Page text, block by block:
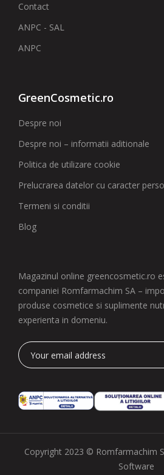
Contact
ANPC - SAL
ANPC
GreenCosmetic.ro
Despre noi
Despre noi – informatii aditionale
Politica de utilizare cookie
Prelucrarea datelor cu caracter
Termeni si conditii
Blog
Magazinul online greencosmetic.ro
companiei Romfarmachim SA –
produse cosmetice si suplimente
experienta in domeniu.
Copyright 2023 © Romfarmachim
Software